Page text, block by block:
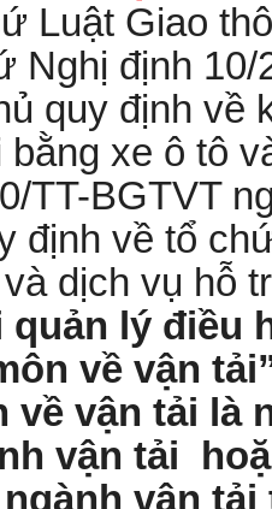
Luật Giao
định 10/
quy định về
bằng xe ô tô
TT-BGTVT
định về tổ
dịch vụ hỗ
quản lý điều
về vận
về vận tải
vận tải
vận